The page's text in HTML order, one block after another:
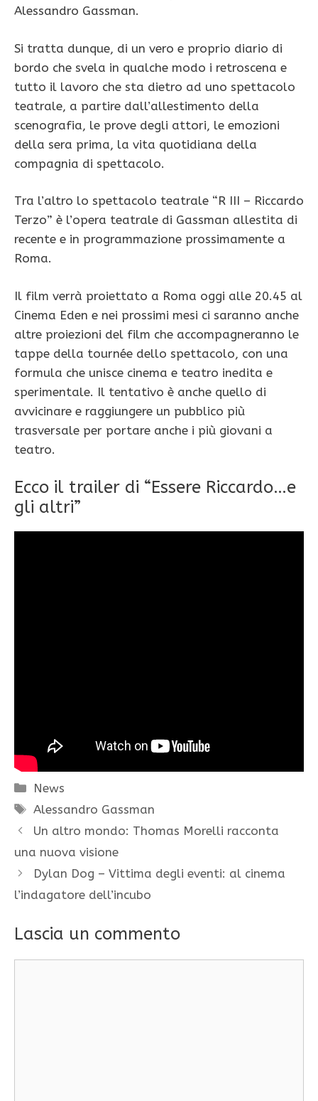
Alessandro Gassman.
Si tratta dunque, di un vero e proprio diario di
bordo che svela in qualche modo i retroscena e
tutto il lavoro che sta dietro ad uno spettacolo
teatrale, a partire dall’allestimento della
scenografia, le prove degli attori, le emozioni
della sera prima, la vita quotidiana della
compagnia di spettacolo.
Tra l’altro lo spettacolo teatrale “R III – Riccardo
Terzo” è l’opera teatrale di Gassman allestita di
recente e in programmazione prossimamente a
Roma.
Il film verrà proiettato a Roma oggi alle 20.45 al
Cinema Eden e nei prossimi mesi ci saranno anche
altre proiezioni del film che accompagneranno le
tappe della tournée dello spettacolo, con una
formula che unisce cinema e teatro inedita e
sperimentale. Il tentativo è anche quello di
avvicinare e raggiungere un pubblico più
trasversale per portare anche i più giovani a
teatro.
Ecco il trailer di “Essere Riccardo…e
gli altri”
Categorie
News
Tag
Alessandro Gassman
Un altro mondo: Thomas Morelli racconta
una nuova visione
Dylan Dog – Vittima degli eventi: al cinema
l’indagatore dell’incubo
Lascia un commento